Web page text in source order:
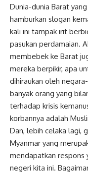
Dunia-dunia Barat
hamburkan slogan
kali ini tampak irit
pasukan perdamaian.
membebek ke Barat
mereka berpikir, apa
dihiraukan oleh
banyak orang yang
terhadap krisis
korbannya adalah
Dan, lebih celaka lagi,
Myanmar yang
mendapatkan respons
negeri kita ini.